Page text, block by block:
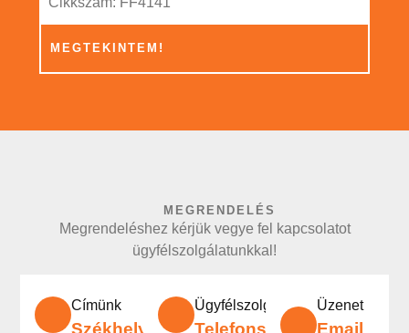
MEGTEKINTEM!
MEGRENDELÉS
Megrendeléshez kérjük vegye fel kapcsolatot
ügyfélszolgálatunkkal!
Címünk ÜgyfélszolgálatunkÜzenet